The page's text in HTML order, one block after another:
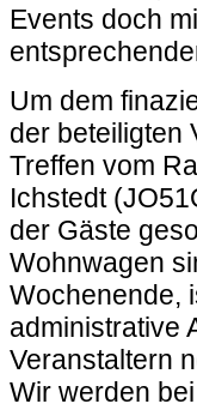
Events doch
Um dem
der beteiligten
Treffen vom
Ichstedt
der Gäste
Wohnwagen
Wochenende,
administrative
Veranstaltern
Wir werden